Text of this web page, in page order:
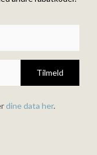
Tilmeld
dine data her.